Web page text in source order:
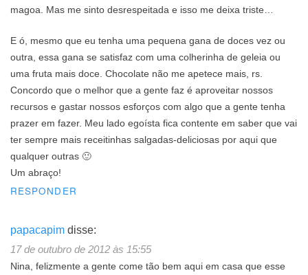
magoa. Mas me sinto desrespeitada e isso me deixa triste…
E ó, mesmo que eu tenha uma pequena gana de doces vez ou
outra, essa gana se satisfaz com uma colherinha de geleia ou
uma fruta mais doce. Chocolate não me apetece mais, rs.
Concordo que o melhor que a gente faz é aproveitar nossos
recursos e gastar nossos esforços com algo que a gente tenha
prazer em fazer. Meu lado egoísta fica contente em saber que vai
ter sempre mais receitinhas salgadas-deliciosas por aqui que
qualquer outras 🙂
Um abraço!
RESPONDER
papacapim disse:
17 de outubro de 2012 às 15:55
Nina, felizmente a gente come tão bem aqui em casa que esse